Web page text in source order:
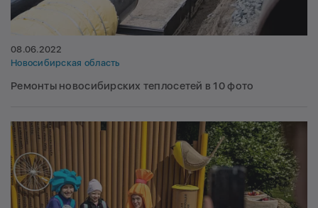
08.06.2022
Новосибирская область
Ремонты новосибирских теплосетей в 10 фото